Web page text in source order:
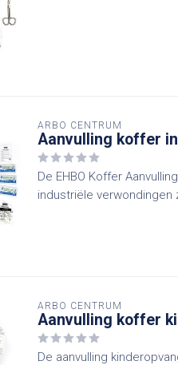
ARBO CENTRUM
Aanvulling koffer
De EHBO Koffer
industriële verwondingen
ARBO CENTRUM
Aanvulling koffer
De aanvulling